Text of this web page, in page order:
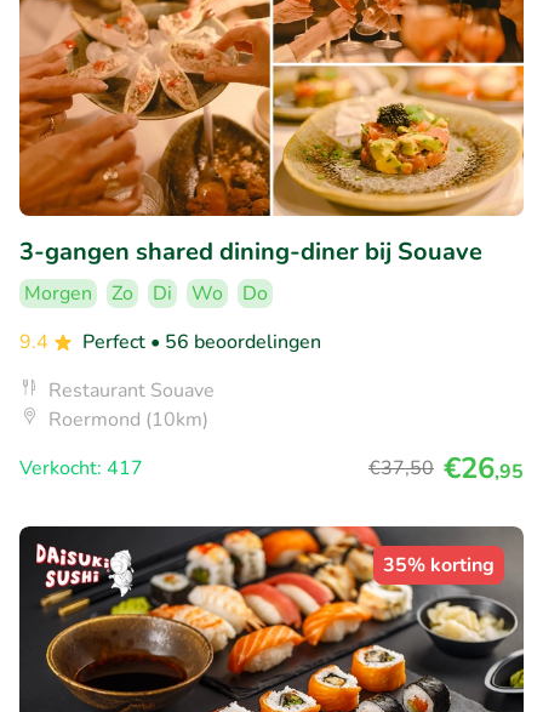
3-gangen shared dining-diner bij Souave
Morgen Zo Di Wo
Do
9.4
Perfect • 56 beoordelingen
Restaurant Souave
Roermond (10km)
Verkocht: 417
€37,50 €26,95
35% korting